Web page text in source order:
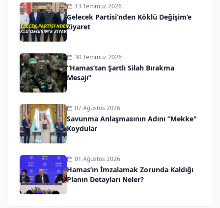
13 Temmuz 2026
Gelecek Partisi’nden Köklü Değişim’e
Ziyaret
30 Temmuz 2026
“Hamas’tan Şartlı Silah Bırakma
Mesajı”
07 Ağustos 2026
Savunma Anlaşmasının Adını “Mekke"
Koydular
01 Ağustos 2026
Hamas’ın İmzalamak Zorunda Kaldığı
Planın Detayları Neler?